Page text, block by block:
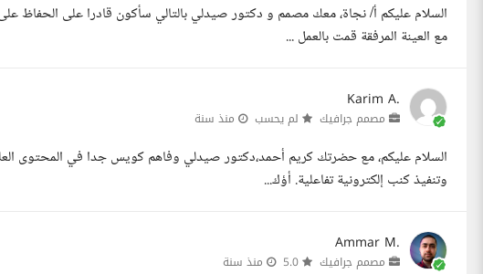
السلام عليكم أ/ نجاة، معك مصمم و دكتور صيدلي بالتالي سأكون قادرا على الحفاظ
مع العينة المرفقة قمت بالعمل ...
Karim A.
مصمم جرافيك لم يحسب منذ سنة
وتنفيذ كنب إلكترونية تفاعلية. أؤك...
Ammar M.
مصمم جرافيك منذ سنة